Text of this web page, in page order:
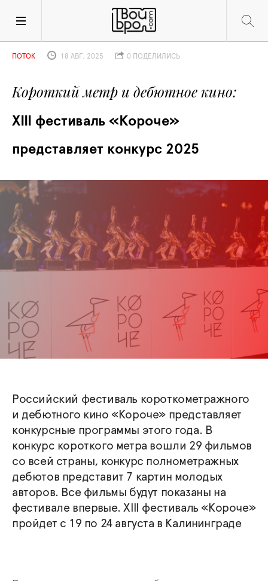
Короткий метр и дебютное кино
XIII фестиваль «Короче»
представляет конкурс 2025
ПОТОК 18 АВГ. 2025 0 ПОДЕЛИЛИСЬ
Российский фестиваль короткометражного
и дебютного кино «Короче» представляет
конкурсные программы этого года. В
конкурс короткого метра вошли 29 фильмов
со всей страны, конкурс полнометражных
дебютов представит 7 картин молодых
авторов. Все фильмы будут показаны на
фестивале впервые. XIII фестиваль «Короче»
пройдет с 19 по 24 августа в Калининграде